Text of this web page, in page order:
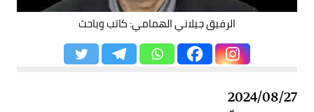
الرفيق جيلاني الهمامي: كاتب وباحث
2024/08/27